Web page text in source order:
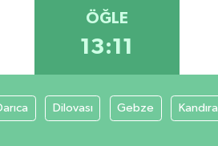
ÖĞLE
13:11
Dilovası Gebze Kandıra